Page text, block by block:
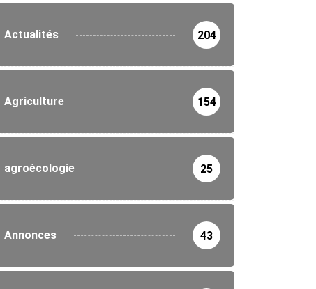
Actualités 204
Agriculture 154
agroécologie 25
Annonces 43